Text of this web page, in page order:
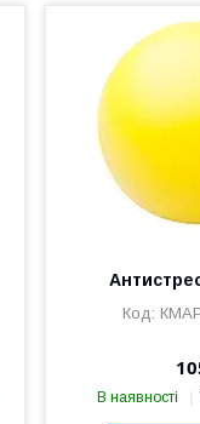
В наявності